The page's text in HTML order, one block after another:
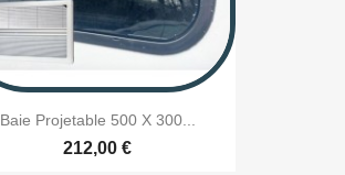
Baie Projetable 500 X 300...
212,00 €